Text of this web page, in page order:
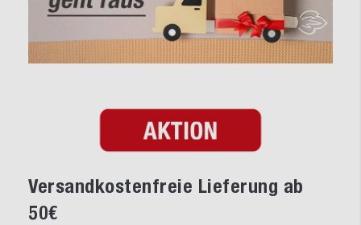
Versandkostenfreie Lieferung ab
50€